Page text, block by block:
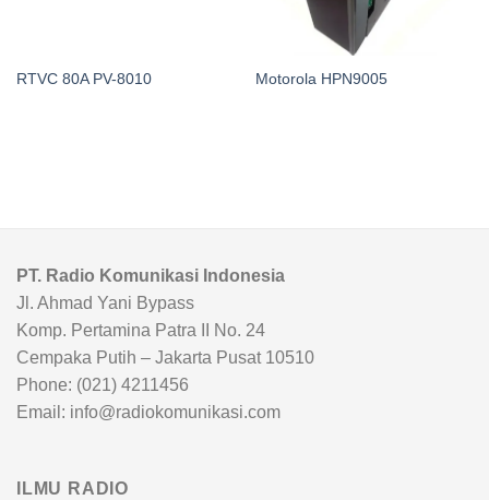
RTVC 80A PV-8010 Motorola HPN9005
PT. Radio Komunikasi Indonesia
Jl. Ahmad Yani Bypass
Komp. Pertamina Patra II No. 24
Cempaka Putih – Jakarta Pusat 10510
Phone: (021) 4211456
Email: info@radiokomunikasi.com
ILMU RADIO